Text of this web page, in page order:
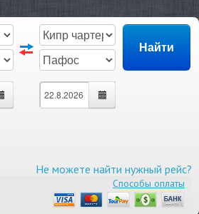
Не можете найти нужный рейс?
Способы оплаты